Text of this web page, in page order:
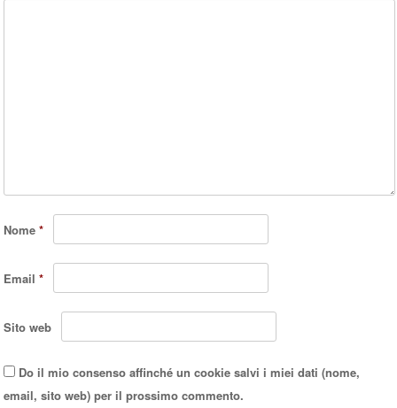
Nome*
Email*
Sito web
Do il mio consenso affinché un cookie salvi i miei dati (nome,
email, sito web) per il prossimo commento.